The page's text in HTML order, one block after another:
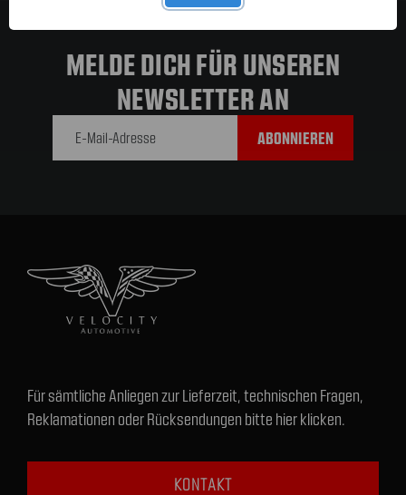
MELDE DICH FÜR UNSEREN
NEWSLETTER AN
Für sämtliche Anliegen zur Lieferzeit, technischen Fragen,
Reklamationen oder Rücksendungen bitte hier klicken.
KONTAKT